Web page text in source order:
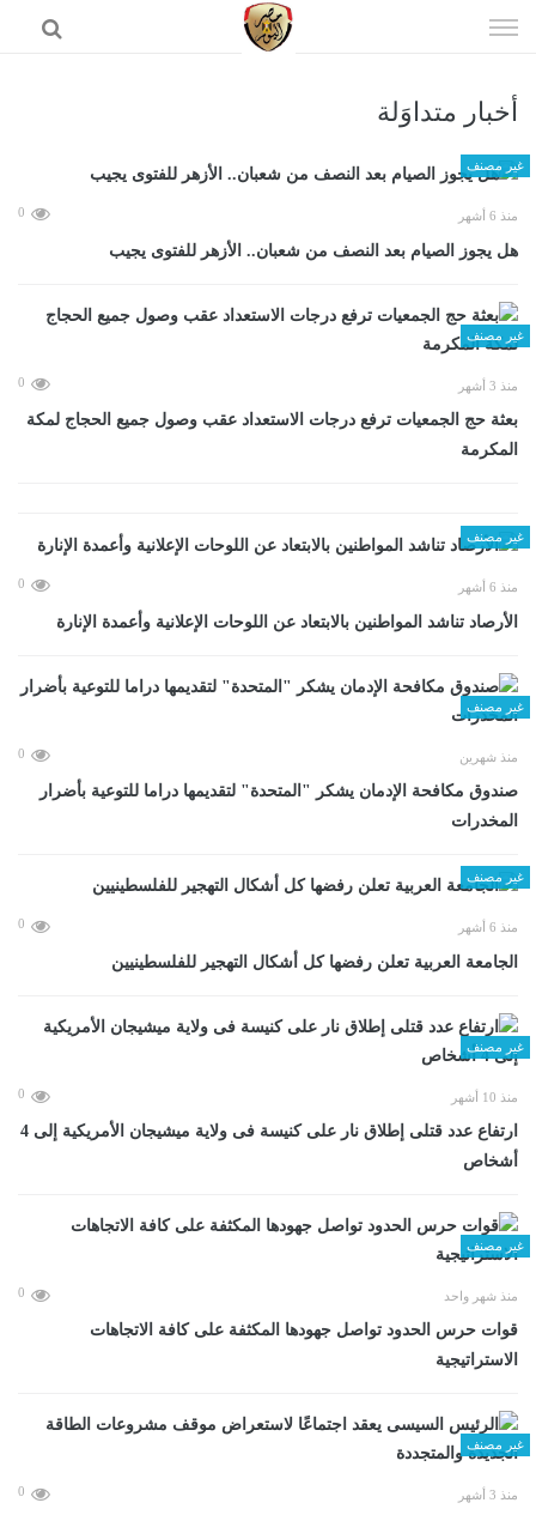
الى
أخبار متداوَلة
غير مصنف
منذ 6 أشهر 0
هل يجوز الصيام بعد النصف من شعبان.. الأزهر للفتوى يجيب
غير مصنف
منذ 3 أشهر 0
بعثة حج الجمعيات ترفع درجات الاستعداد عقب وصول جميع الحجاج لمكة
المكرمة
غير مصنف
منذ 6 أشهر 0
الأرصاد تناشد المواطنين بالابتعاد عن اللوحات الإعلانية وأعمدة الإنارة
غير مصنف
منذ شهرين 0
صندوق مكافحة الإدمان يشكر "المتحدة" لتقديمها دراما للتوعية بأضرار
المخدرات
غير مصنف
منذ 6 أشهر 0
الجامعة العربية تعلن رفضها كل أشكال التهجير للفلسطينيين
غير مصنف
منذ 10 أشهر 0
ارتفاع عدد قتلى إطلاق نار على كنيسة فى ولاية ميشيجان الأمريكية إلى 4
أشخاص
غير مصنف
منذ شهر واحد 0
قوات حرس الحدود تواصل جهودها المكثفة على كافة الاتجاهات
الاستراتيجية
غير مصنف
منذ 3 أشهر 0